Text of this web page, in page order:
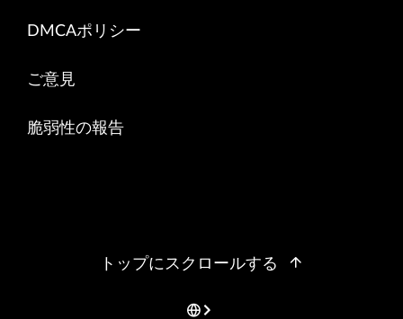
DMCAポリシー
ご意見
脆弱性の報告
トップにスクロールする